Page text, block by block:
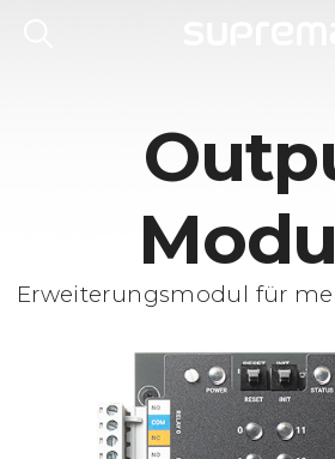
Erweiterungsmodul für